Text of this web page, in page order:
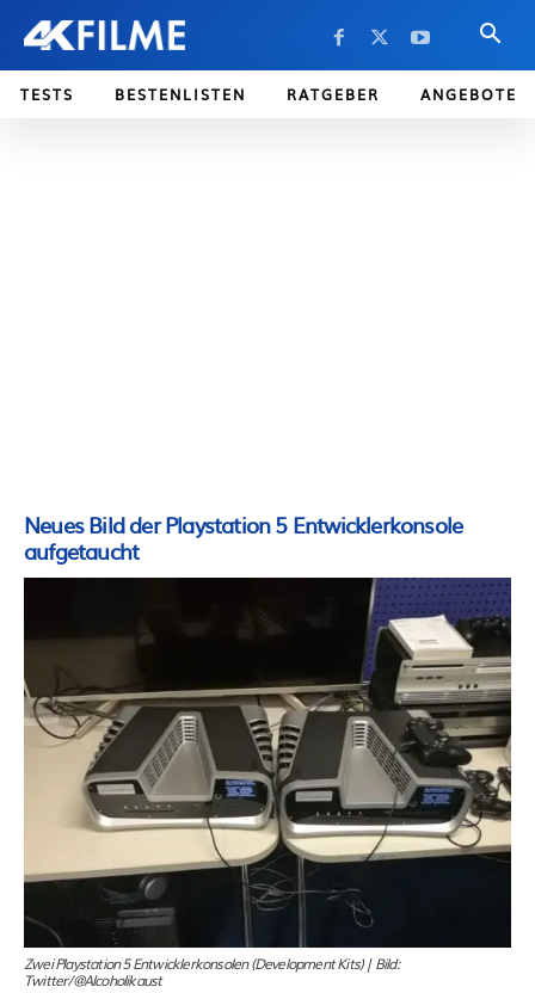
TESTS BESTENLISTEN RATGEBER ANGEBOTE
Neues Bild der Playstation 5 Entwicklerkonsole
aufgetaucht
Zwei Playstation 5 Entwicklerkonsolen (Development Kits) | Bild:
Twitter/@Alcoholikaust